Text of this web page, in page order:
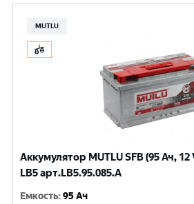
MUTLU
Аккумулятор MUTLU SFB (95 Ач,
LB5 арт.LВ5.95.085.A
Емкость:95 Ач